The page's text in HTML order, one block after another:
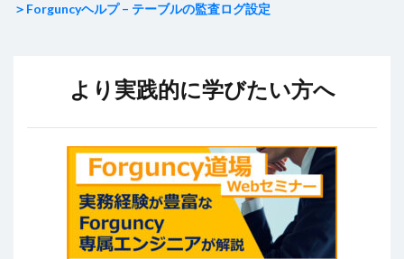
＞Forguncyヘルプ – テーブルの監査ログ設定
より実践的に学びたい方へ